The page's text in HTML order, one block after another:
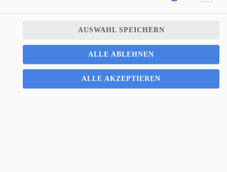
italienisch , schnelle Pizzalieferung; Pizza Potsdam; Potsdam ;
Pizza; Salat; Pasta; Zuverlässig; Straffrei; Mittagessen; Abendessen;
Essenlieferung; Schnelle Lieferung; Lieferservice; Pizzeria; Lecker
AUSWAHL SPEICHERN
ALLE ABLEHNEN
ALLE AKZEPTIEREN